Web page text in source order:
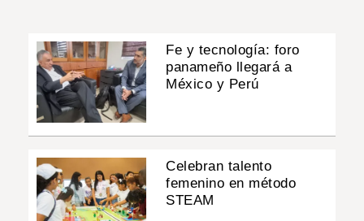
Fe y tecnología: foro
panameño llegará a
México y Perú
Celebran talento
femenino en método
STEAM